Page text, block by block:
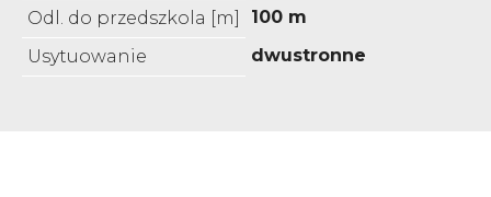
Odl. do przedszkola [m]
100 m
Usytuowanie
dwustronne